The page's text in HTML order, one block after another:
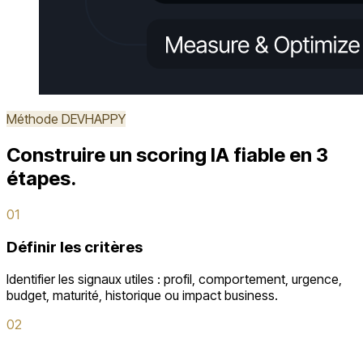
Méthode DEVHAPPY
Construire un scoring IA fiable en 3
étapes.
01
Définir les critères
Identifier les signaux utiles : profil, comportement, urgence,
budget, maturité, historique ou impact business.
02